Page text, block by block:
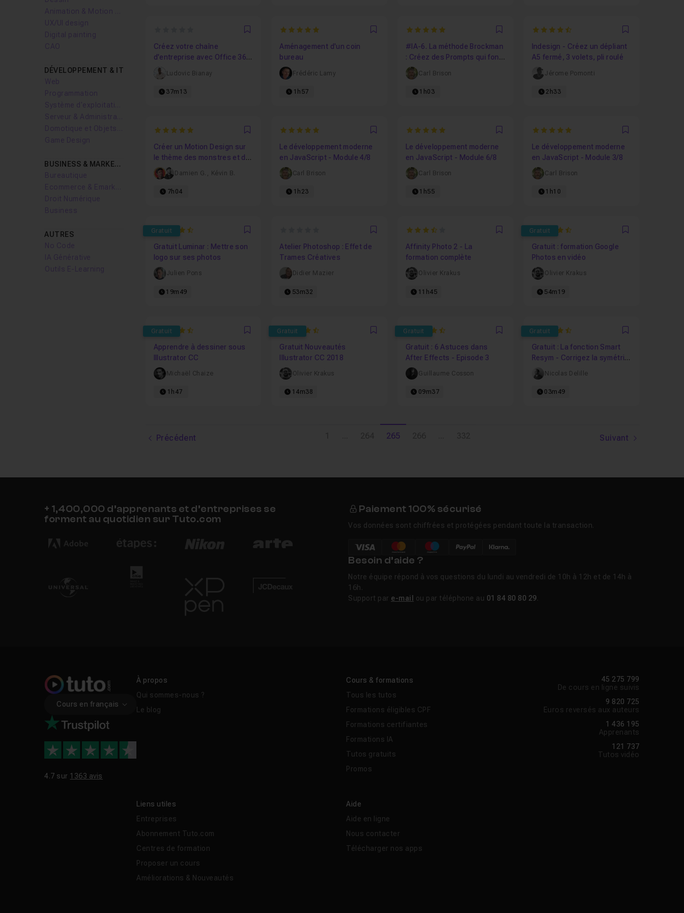
UX/UI design
Digital painting
CAO
DÉVELOPPEMENT & IT
Web
Programmation
Game Design
BUSINESS & MARKETING
Bureautique
Droit Numérique
Business
AUTRES
No Code
IA Générative
Outils E-Learning
Favori
Créez votre chaîne
d'entreprise avec Office 365
Video
Ludovic Bianay
37m13
5 Favori
Aménagement d'un coin
bureau
Frédéric Lamy
1h57
5 Favori
#IA-6. La méthode Brockman
: Créez des Prompts qui font
mouche à tous les coups
Carl Brison
1h03
4.8888888888889 Favori
Indesign - Créez un dépliant
A5 fermé, 3 volets, pli roulé
Jérome Pomonti
2h33
5 Favori
Créer un Motion Design sur
le thème des monstres et de
la fête foraine
Damien G. , Kévin B.
7h04
5 Favori
Le développement moderne
en JavaScript - Module 4/8
Carl Brison
1h23
5 Favori
Le développement moderne
en JavaScript - Module 6/8
Carl Brison
1h55
5 Favori
Le développement moderne
en JavaScript - Module 3/8
Carl Brison
1h10
Gratuit
4.2 Favori
Gratuit Luminar : Mettre son
logo sur ses photos
Julien Pons
19m49
Favori
Atelier Photoshop : Effet de
Trames Créatives
Didier Mazier
53m32
3.5 Favori
Affinity Photo 2 - La
formation complète
Olivier Krakus
11h45
Gratuit
4.6 Favori
Gratuit : formation Google
Photos en vidéo
Olivier Krakus
54m19
Gratuit
4.7966101694915 Favori
Apprendre à dessiner sous
Illustrator CC
Michaël Chaize
1h47
Gratuit
4.7692307692308 Favori
Gratuit Nouveautés
Illustrator CC 2018
Olivier Krakus
14m38
Gratuit
4.7857142857143 Favori
Gratuit : 6 Astuces dans
After Effects - Episode 3
Guillaume Cosson
09m37
Gratuit
4.75 Favori
Gratuit : La fonction Smart
Resym - Corrigez la symétrie
de votre sculpture en un clic
Nicolas Delille
03m49
Précédent 265 Suivant
+ 1,400,000 d’apprenants et d’entreprises se
forment au quotidien sur Tuto.com
Paiement 100% sécurisé
Vos données sont chiffrées et protégées pendant toute la transaction.
Besoin d’aide ?
Notre équipe répond à vos questions du lundi au vendredi de 10h à 12h et de 14h à
16h.
Support par e-mail ou par téléphone au 01 84 80 80 29
Cours en français
4.7 sur 1363 avis
À propos
Qui sommes-nous ?
Le blog
Cours & formations
Tous les tutos
Formations éligibles CPF
Formations certifiantes
Formations IA
Tutos gratuits
Promos
Liens utiles
Entreprises
Abonnement Tuto.com
Centres de formation
Proposer un cours
Améliorations & Nouveautés
Aide
Aide en ligne
Nous contacter
Télécharger nos apps
45 275 799
De cours en ligne suivis
9 820 725
Euros reversés aux auteurs
1 436 195
Apprenants
121 737
Tutos vidéo